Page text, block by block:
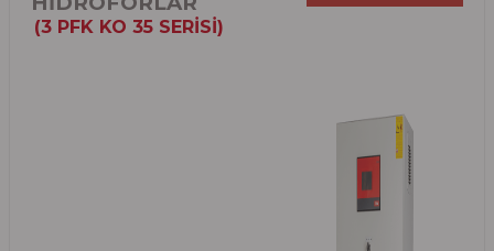
(3 PFK KO 35 SERİSİ)